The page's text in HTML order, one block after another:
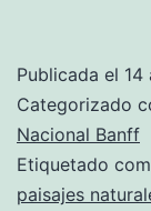
Publicada el 14
Categorizado
Nacional Banff
Etiquetado
paisajes